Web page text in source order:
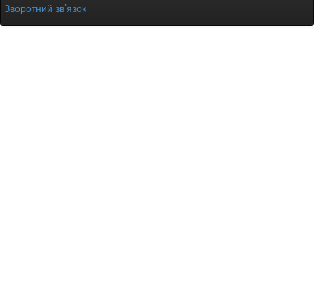
Зворотний зв’язок